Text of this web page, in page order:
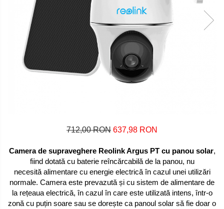
712,00 RON 637,98 RON
Camera de supraveghere Reolink Argus PT cu panou solar,
fiind dotată cu baterie reîncărcabilă de la panou, nu
necesită alimentare cu energie electrică în cazul unei utilizări
normale. Camera este prevazută și cu sistem de alimentare de
la rețeaua electrică, în cazul în care este utilizată intens, într-o
zonă cu puțin soare sau se dorește ca panoul solar să fie doar o